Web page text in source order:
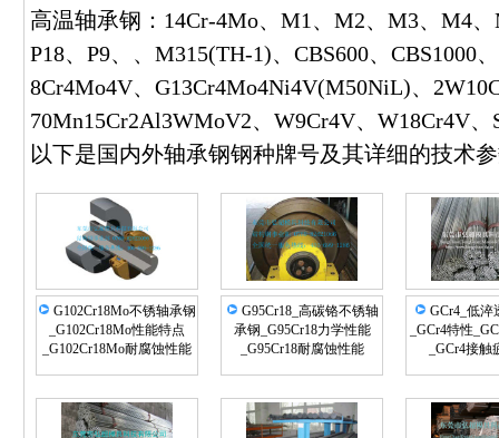
高温轴承钢：14Cr-4Mo、M1、M2、M3、M4
P18、P9、、M315(TH-1)、CBS600、CBS1000
8Cr4Mo4V、G13Cr4Mo4Ni4V(M50NiL)、
70Mn15Cr2Al3WMoV2、W9Cr4V、W18Cr4V
以下是国内外轴承钢钢种牌号及其详细的技术
G102Cr18Mo不锈轴承钢
_G102Cr18Mo性能特点
_G102Cr18Mo耐腐蚀性能
G95Cr18_高碳铬不锈轴
承钢_G95Cr18力学性能
_G95Cr18耐腐蚀性能
GCr4_低淬
_GCr4特性
_GCr4接